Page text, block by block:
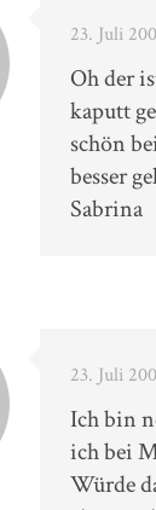
23. Juli
Oh der
kaputt
schön
besser
Sabrina
23. Juli
Ich bin
ich bei
Würde